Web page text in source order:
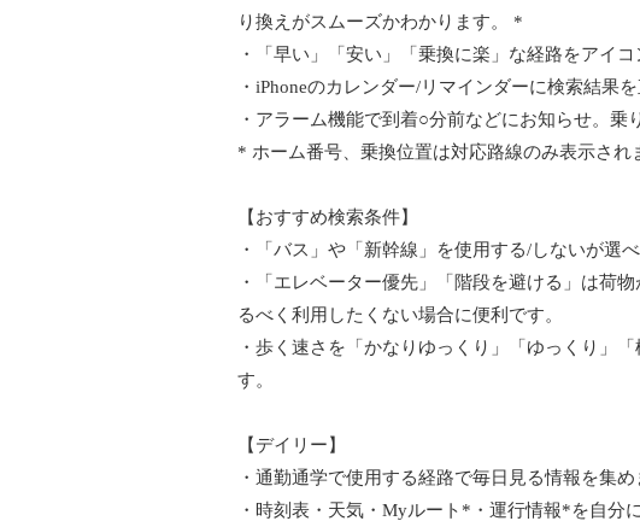
り換えがスムーズかわかります。 *
・「早い」「安い」「乗換に楽」な経路をアイコ
・iPhoneのカレンダー/リマインダーに検索結果
・アラーム機能で到着○分前などにお知らせ。乗
* ホーム番号、乗換位置は対応路線のみ表示され
【おすすめ検索条件】
・「バス」や「新幹線」を使用する/しないが選べ
・「エレベーター優先」「階段を避ける」は荷
るべく利用したくない場合に便利です。
・歩く速さを「かなりゆっくり」「ゆっくり」
す。
【デイリー】
・通勤通学で使用する経路で毎日見る情報を集め
・時刻表・天気・Myルート*・運行情報*を自分